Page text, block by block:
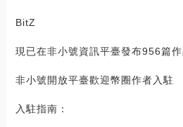
BitZ
現已在非小號資訊平臺發布956篇作
非小號開放平臺歡迎幣圈作者入駐
入駐指南：